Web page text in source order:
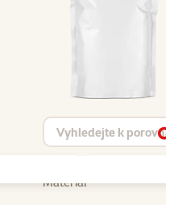
Vyhledat produkt
Materiál